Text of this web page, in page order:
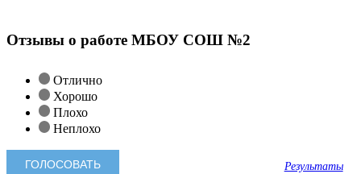
Отзывы о работе МБОУ СОШ №2
Отлично
Хорошо
Плохо
Неплохо
Результаты